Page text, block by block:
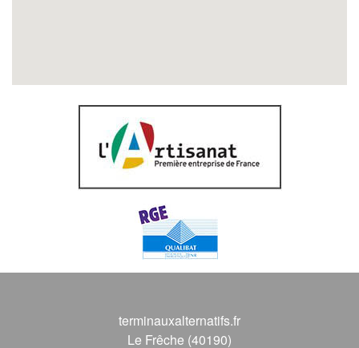
terminauxalternatifs.fr
Le Frêche (40190)